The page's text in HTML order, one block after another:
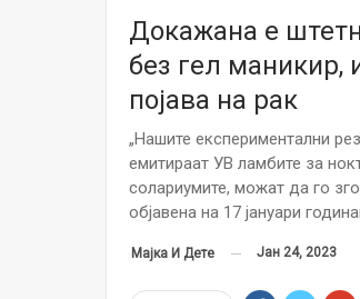
Докажана е
без гел маникир,
појава на рак
„Нашите експериментални
емитираат УВ ламбите за
солариумите, можат да го
објавена на 17 јануари
Мајка И Дете Јан 24, 2023